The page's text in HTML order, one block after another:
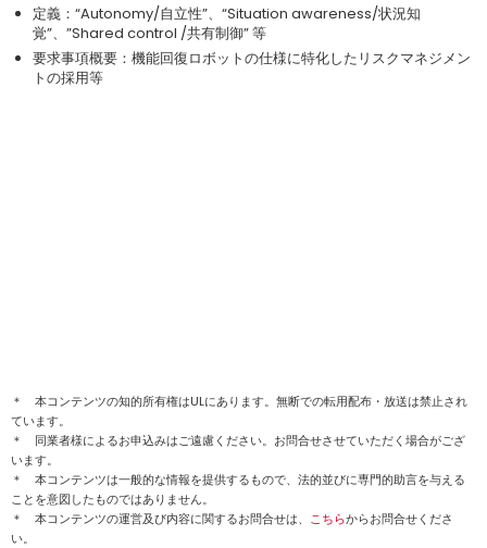
定義：“Autonomy/自立性”、“Situation awareness/状況知
覚”、”Shared control /共有制御” 等
要求事項概要：機能回復ロボットの仕様に特化したリスクマネジメン
トの採用等
＊ 本コンテンツの知的所有権はULにあります。無断での転用配布・放送は禁止され
ています。
＊ 同業者様によるお申込みはご遠慮ください。お問合せさせていただく場合がござ
います。
＊ 本コンテンツは一般的な情報を提供するもので、法的並びに専門的助言を与える
ことを意図したものではありません。
＊ 本コンテンツの運営及び内容に関するお問合せは、 こちらからお問合せくださ
い。